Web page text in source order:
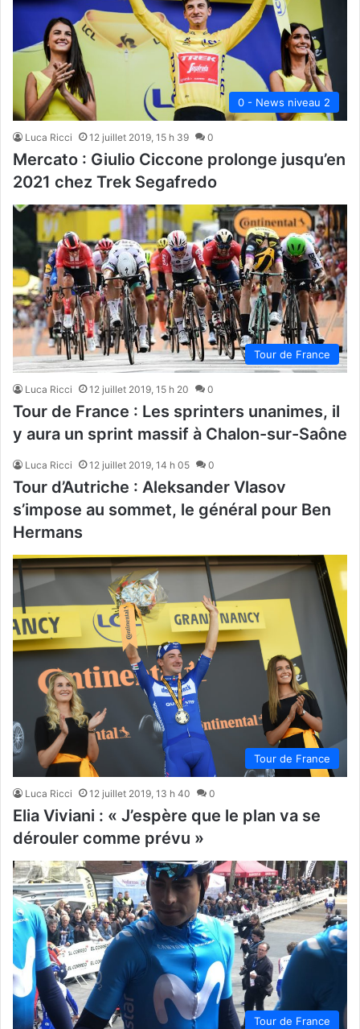
0 - News niveau 2
Luca Ricci 12 juillet 2019, 15 h 39 0
Mercato : Giulio Ciccone prolonge jusqu’en
2021 chez Trek Segafredo
Tour de France
Luca Ricci 12 juillet 2019, 15 h 20 0
Tour de France : Les sprinters unanimes, il
y aura un sprint massif à Chalon-sur-Saône
Luca Ricci 12 juillet 2019, 14 h 05 0
Tour d’Autriche : Aleksander Vlasov
s’impose au sommet, le général pour Ben
Hermans
Tour de France
Luca Ricci 12 juillet 2019, 13 h 40 0
Elia Viviani : « J’espère que le plan va se
dérouler comme prévu »
Tour de France